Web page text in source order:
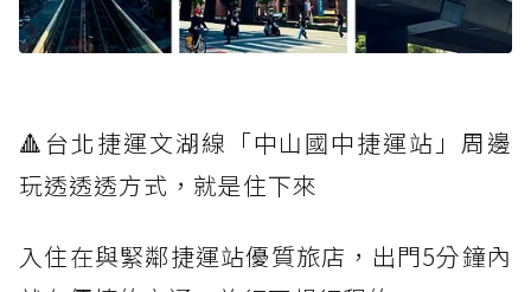
🔺台北捷運文湖線「中山國中捷運站」周邊
玩透透透方式，就是住下來
入住在與緊鄰捷運站優質旅店，出門5分鐘內